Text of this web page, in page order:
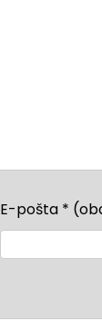
E-pošta *